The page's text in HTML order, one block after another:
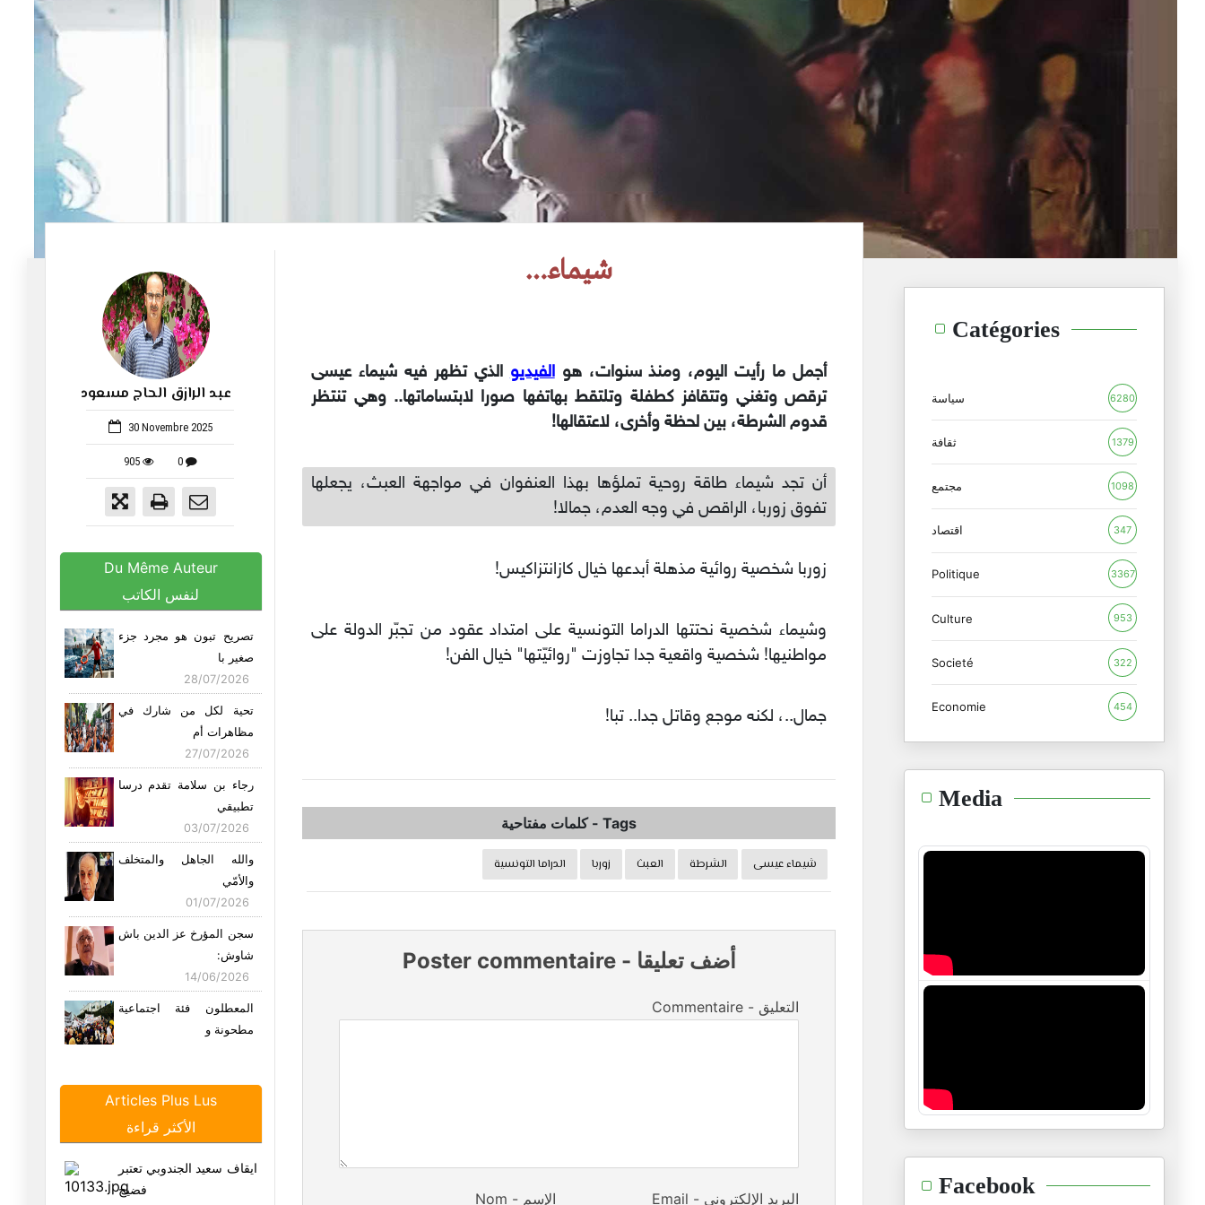
عبد الرازق الحاج مسعود
30 Novembre 2025
905 0
Du Même Auteur
لنفس الكاتب
تصريح تبون هو مجرد جزء
صغير با
28/07/2026
تحية لكل من شارك في
مظاهرات أم
27/07/2026
رجاء بن سلامة تقدم درسا
تطبيقي
03/07/2026
والله الجاهل والمتخلف
والأمّي
01/07/2026
سجن المؤرخ عز الدين باش
شاوش:
14/06/2026
المعطلون فئة اجتماعية
مطحونة و
بعد حادثة الفيديو الذي
05/06/2026
22/05/2026
Articles Plus Lus
الأكثر قراءة
ايقاف سعيد الجندوبي تعتبر
فضيح
شيماء…
أجمل ما رأيت اليوم، ومنذ سنوات، هوالفيديوالذي تظهر فيه شيماء عيسى
ترقص وتغني وتتقافز كطفلة وتلتقط بهاتفها صورا لابتساماتها.. وهي تنتظر
قدوم الشرطة، بين لحظة وأخرى، لاعتقالها!
أن تجد شيماء طاقة روحية تملؤها بهذا العنفوان في مواجهة العبث، يجعلها
تفوق زوربا، الراقص في وجه العدم، جمالا!
زوربا شخصية روائية مذهلة أبدعها خيال كازانتزاكيس!
وشيماء شخصية نحتتها الدراما التونسية على امتداد عقود من تجبّر الدولة على
مواطنيها! شخصية واقعية جدا تجاوزت "روائيّتها" خيال الفن!
جمال..، لكنه موجع وقاتل جدا.. تبا!
Tags
-كلمات مفتاحية
شيماء عيسى الشرطة العبث زوربا الدراما التونسية
Poster commentaire- أضف تعليقا
Commentaire - التعليق
Nom - الإسم Email - البريد الإلكتروني
Catégories
سياسة 6280
ثقافة 1379
مجتمع 1098
اقتصاد 347
Politique 3367
Culture 953
Societé 322
Economie 454
Media
Facebook